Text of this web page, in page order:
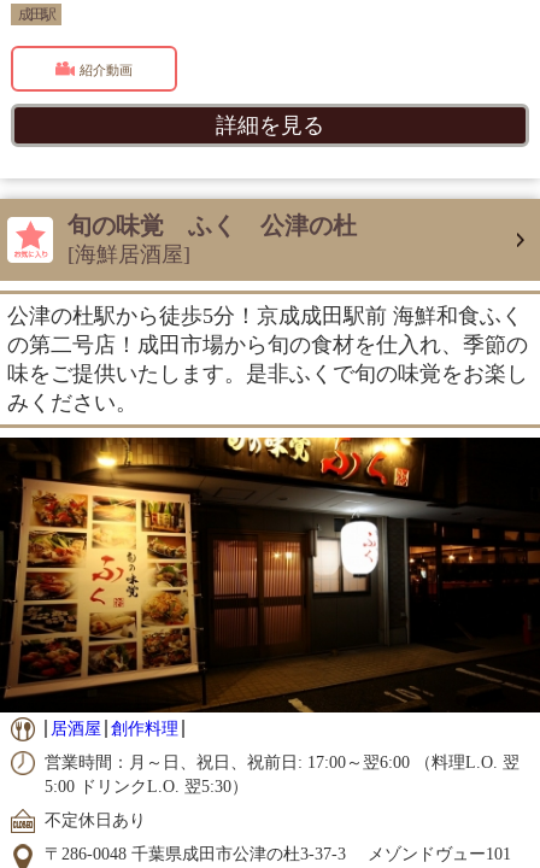
成田駅
紹介動画
詳細を見る
旬の味覚 ふく 公津の杜
[海鮮居酒屋]
公津の杜駅から徒歩5分！京成成田駅前 海鮮和食ふく
の第二号店！成田市場から旬の食材を仕入れ、季節の
味をご提供いたします。是非ふくで旬の味覚をお楽し
みください。
居酒屋 創作料理
営業時間：月～日、祝日、祝前日: 17:00～翌6:00 （料理L.O. 翌
5:00 ドリンクL.O. 翌5:30）
不定休日あり
〒286-0048 千葉県成田市公津の杜3-37-3 メゾンドヴュー101